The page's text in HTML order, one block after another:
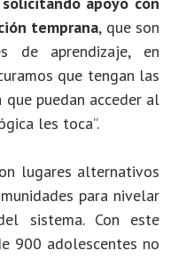
temprana, que son
de aprendizaje, en
que tengan las
que puedan acceder al
les toca”.
lugares alternativos
para nivelar
sistema. Con este
900 adolescentes no